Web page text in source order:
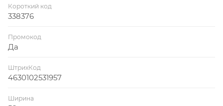
Короткий код
338376
Промокод
Да
ШтрихКод
4630102531957
Ширина